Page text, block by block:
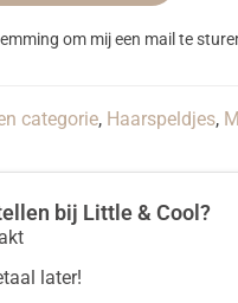
om mij een mail te
categorie, Haarspeldjes,
bij Little & Cool?
later!